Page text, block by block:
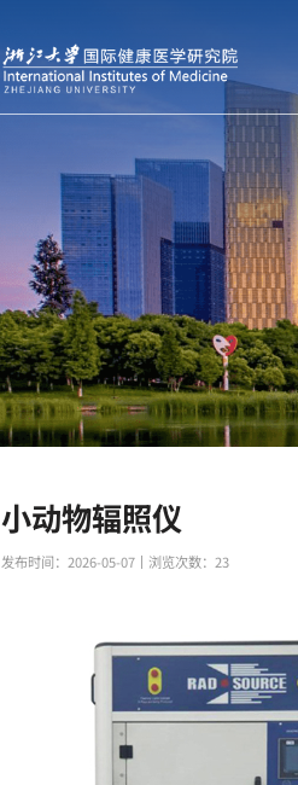
小动物辐照仪
发布时间：2026-05-07 丨浏览次数： 23